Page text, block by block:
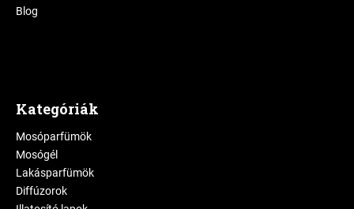
Blog
Kategóriák
Mosóparfümök
Mosógél
Lakásparfümök
Diffúzorok